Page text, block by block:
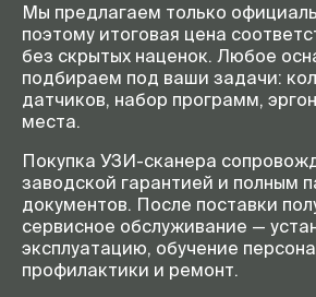
Мы предлагаем только
поэтому итоговая цена
без скрытых наценок. Любое
подбираем под ваши задачи:
датчиков, набор программ,
места.
Покупка УЗИ-сканера
заводской гарантией и полным
документов. После поставки
сервисное обслуживание —
эксплуатацию, обучение
профилактики и ремонт.